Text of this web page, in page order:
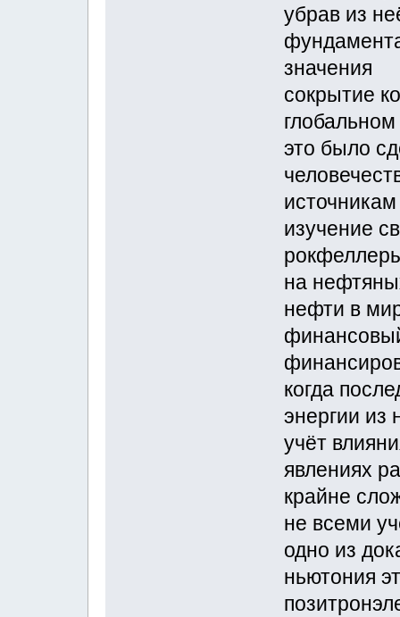
убрав из
значения
сокрытие
это было
изучение
на
нефти в
когда
энергии из
учёт
явлениях
крайне
не всеми
одно из
ньютония